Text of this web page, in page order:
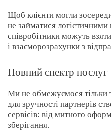
Щоб клієнти могли
не займатися
співробітники можуть
і взаєморозрахунки з
Повний спектр послуг
Ми не обмежуємося тільки
для зручності партнерів
сервісів: від митного
зберігання.